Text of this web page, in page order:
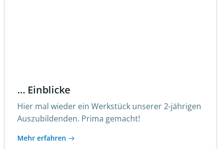
… Einblicke
Hier mal wieder ein Werkstück unserer 2-jährigen
Auszubildenden. Prima gemacht!
Mehr erfahren